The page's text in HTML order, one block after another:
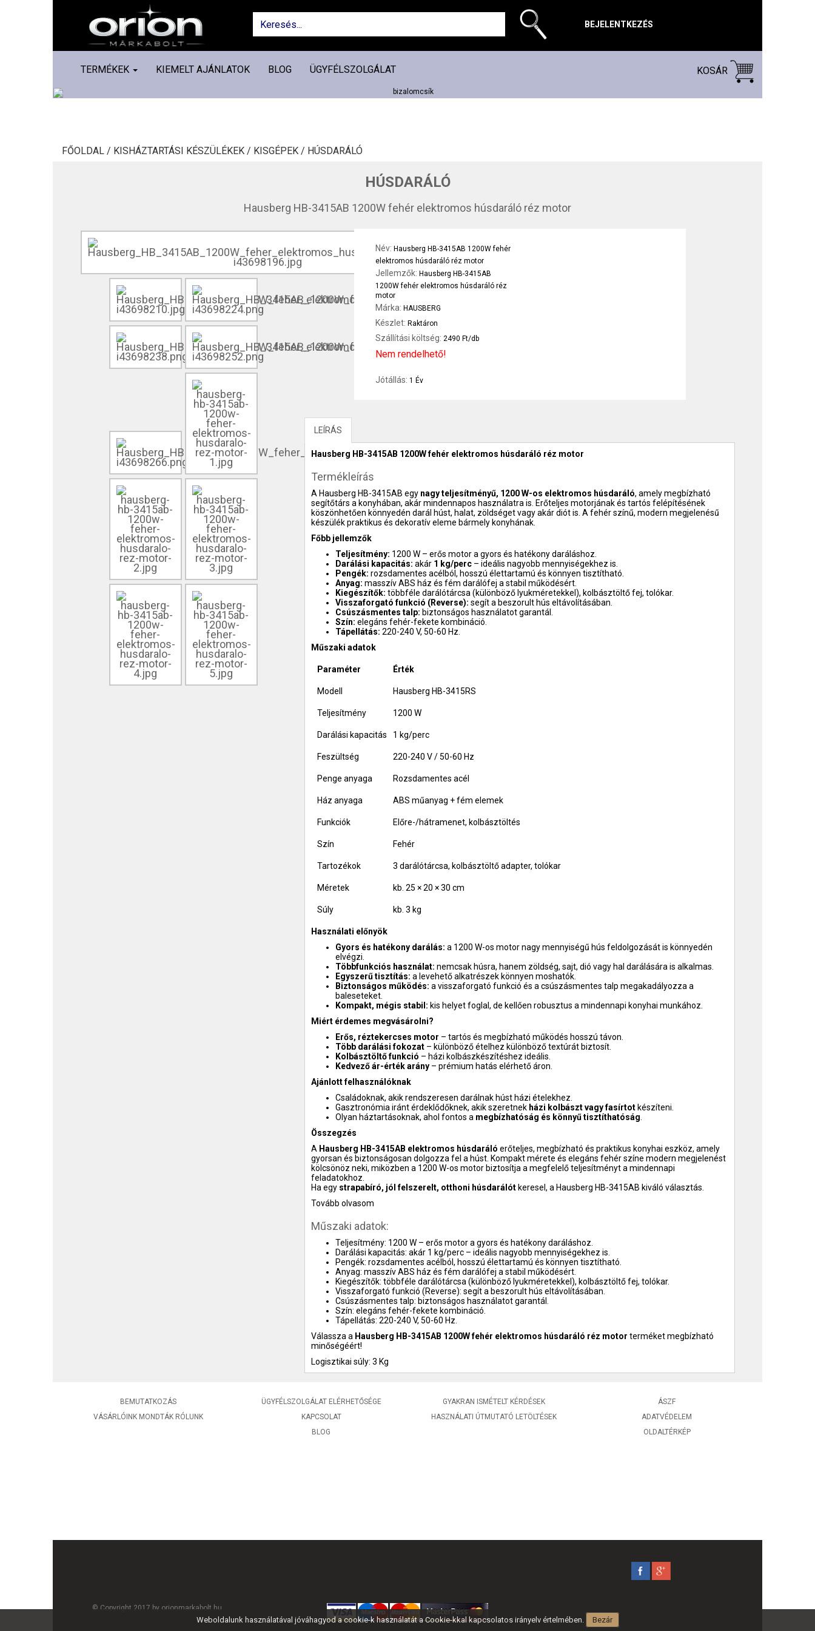
Weboldalunk használatával jóváhagyod a cookie-k használatát a Cookie-kkal kapcsolatos irányelv értelmében. Bezár
BEJELENTKEZÉS
TERMÉKEK KIEMELT AJÁNLATOK BLOG ÜGYFÉLSZOLGÁLAT KOSÁR
FŐOLDAL / KISHÁZTARTÁSI KÉSZÜLÉKEK / KISGÉPEK / HÚSDARÁLÓ
HÚSDARÁLÓ
Hausberg HB-3415AB 1200W fehér elektromos húsdaráló réz motor
Név: Hausberg HB-3415AB 1200W fehér
elektromos húsdaráló réz motor
Jellemzők: Hausberg HB-3415AB
1200W fehér elektromos húsdaráló réz
motor
Márka: HAUSBERG
Készlet: Raktáron
Szállítási költség: 2490 Ft/db
Nem rendelhető!
Jótállás: 1 Év
LEÍRÁS
Hausberg HB-3415AB 1200W fehér elektromos húsdaráló réz motor
Termékleírás
A Hausberg HB-3415AB egy nagy teljesítményű, 1200 W-os elektromos húsdaráló, amely megbízható
segítőtárs a konyhában, akár mindennapos használatra is. Erőteljes motorjának és tartós felépítésének
köszönhetően könnyedén darál húst, halat, zöldséget vagy akár diót is. A fehér színű, modern megjelenésű
készülék praktikus és dekoratív eleme bármely konyhának.
Főbb jellemzők
Teljesítmény: 1200 W – erős motor a gyors és hatékony daráláshoz.
Darálási kapacitás: akár 1 kg/perc – ideális nagyobb mennyiségekhez is.
Pengék: rozsdamentes acélból, hosszú élettartamú és könnyen tisztítható.
Anyag: masszív ABS ház és fém darálófej a stabil működésért.
Kiegészítők: többféle darálótárcsa (különböző lyukméretekkel), kolbásztöltő fej, tolókar.
Visszaforgató funkció (Reverse): segít a beszorult hús eltávolításában.
Csúszásmentes talp: biztonságos használatot garantál.
Szín: elegáns fehér-fekete kombináció.
Tápellátás: 220-240 V, 50-60 Hz.
Műszaki adatok
Paraméter Érték
Modell Hausberg HB-3415RS
Teljesítmény 1200 W
Darálási kapacitás 1 kg/perc
Feszültség 220-240 V / 50-60 Hz
Penge anyaga Rozsdamentes acél
Ház anyaga ABS műanyag + fém elemek
Funkciók Előre-/hátramenet, kolbásztöltés
Szín Fehér
Tartozékok 3 darálótárcsa, kolbásztöltő adapter, tolókar
Méretek kb. 25 × 20 × 30 cm
Súly kb. 3 kg
Használati előnyök
Gyors és hatékony darálás: a 1200 W-os motor nagy mennyiségű hús feldolgozását is könnyedén
elvégzi.
Többfunkciós használat: nemcsak húsra, hanem zöldség, sajt, dió vagy hal darálására is alkalmas.
Egyszerű tisztítás: a levehető alkatrészek könnyen moshatók.
Biztonságos működés: a visszaforgató funkció és a csúszásmentes talp megakadályozza a
baleseteket.
Kompakt, mégis stabil: kis helyet foglal, de kellően robusztus a mindennapi konyhai munkához.
Miért érdemes megvásárolni?
Erős, réztekercses motor – tartós és megbízható működés hosszú távon.
Több darálási fokozat – különböző ételhez különböző textúrát biztosít.
Kolbásztöltő funkció – házi kolbászkészítéshez ideális.
Kedvező ár-érték arány – prémium hatás elérhető áron.
Ajánlott felhasználóknak
Családoknak, akik rendszeresen darálnak húst házi ételekhez.
Gasztronómia iránt érdeklődőknek, akik szeretnek házi kolbászt vagy fasírtot készíteni.
Olyan háztartásoknak, ahol fontos a megbízhatóság és könnyű tisztíthatóság
Összegzés
A Hausberg HB-3415AB elektromos húsdaráló erőteljes, megbízható és praktikus konyhai eszköz, amely
gyorsan és biztonságosan dolgozza fel a húst. Kompakt mérete és elegáns fehér színe modern megjelenést
kölcsönöz neki, miközben a 1200 W-os motor biztosítja a megfelelő teljesítményt a mindennapi
feladatokhoz.
Ha egy strapabíró, jól felszerelt, otthoni húsdarálót keresel, a Hausberg HB-3415AB kiváló választás.
Tovább olvasom
Műszaki adatok:
Teljesítmény: 1200 W – erős motor a gyors és hatékony daráláshoz.
Darálási kapacitás: akár 1 kg/perc – ideális nagyobb mennyiségekhez is.
Pengék: rozsdamentes acélból, hosszú élettartamú és könnyen tisztítható.
Anyag: masszív ABS ház és fém darálófej a stabil működésért.
Kiegészítők: többféle darálótárcsa (különböző lyukméretekkel), kolbásztöltő fej, tolókar.
Visszaforgató funkció (Reverse): segít a beszorult hús eltávolításában.
Csúszásmentes talp: biztonságos használatot garantál.
Szín: elegáns fehér-fekete kombináció.
Tápellátás: 220-240 V, 50-60 Hz.
Válassza a Hausberg HB-3415AB 1200W fehér elektromos húsdaráló réz motor terméket megbízható
minőségéért!
Logisztikai súly: 3 Kg
BEMUTATKOZÁS
VÁSÁRLÓINK MONDTÁK RÓLUNK
ÜGYFÉLSZOLGÁLAT ELÉRHETŐSÉGE
KAPCSOLAT
BLOG
GYAKRAN ISMÉTELT KÉRDÉSEK
HASZNÁLATI ÚTMUTATÓ LETÖLTÉSEK
ÁSZF
ADATVÉDELEM
OLDALTÉRKÉP
© Copyright 2017 by orionmarkabolt.hu